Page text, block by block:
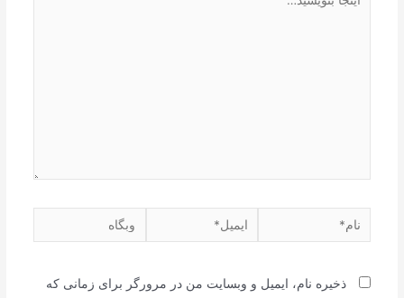
بنویسید…
نام* ایمیل* وبگاه
ذخیره نام، ایمیل و وبسایت من در مرورگر برای زمانی که